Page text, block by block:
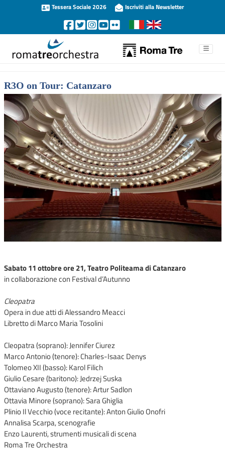
Tessera Sociale 2026 Iscriviti alla Newsletter
R3O on Tour: Catanzaro
Sabato 11 ottobre ore 21, Teatro Politeama di Catanzaro
in collaborazione con Festival d’Autunno
Cleopatra
Opera in due atti di Alessandro Meacci
Libretto di Marco Maria Tosolini
Cleopatra (soprano): Jennifer Ciurez
Marco Antonio (tenore): Charles-Isaac Denys
Tolomeo XII (basso): Karol Filich
Giulio Cesare (baritono): Jedrzej Suska
Ottaviano Augusto (tenore): Artur Sadlon
Ottavia Minore (soprano): Sara Ghiglia
Plinio Il Vecchio (voce recitante): Anton Giulio Onofri
Annalisa Scarpa, scenografie
Enzo Laurenti, strumenti musicali di scena
Roma Tre Orchestra